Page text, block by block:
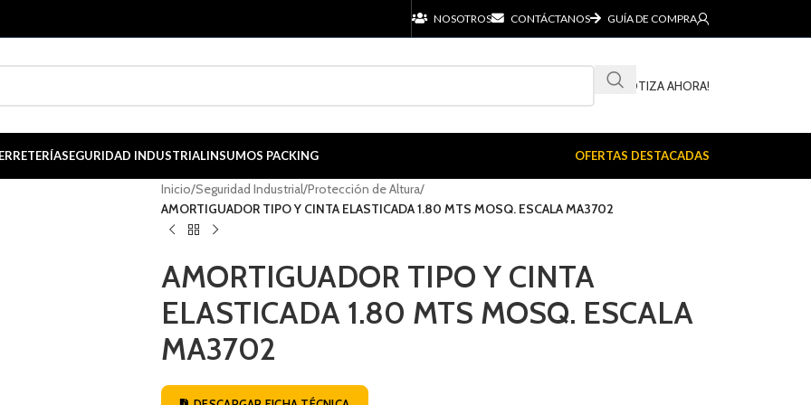
NOSOTROS CONTÁCTANOS GUÍA DE COMPRA
¡COTIZA AHORA!
SEGURIDAD INDUSTRIALINSUMOS PACKING OFERTAS DESTACADAS
Inicio/Seguridad Industrial/Protección de Altura/
AMORTIGUADOR TIPO Y CINTA ELASTICADA 1.80 MTS MOSQ. ESCALA MA3702
AMORTIGUADOR TIPO Y CINTA
ELASTICADA 1.80 MTS MOSQ. ESCALA
MA3702